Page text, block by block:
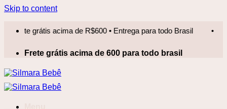
Skip to content
grátis acima de R$600 • Entrega para todo Brasil •
Frete grátis acima de 600 para todo brasil